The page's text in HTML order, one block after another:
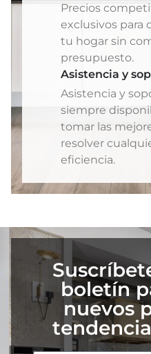
Precios
exclusivos para
tu hogar sin
presupuesto.
Asistencia y
Asistencia y
siempre
tomar las
resolver
eficiencia.
boletín
nuevos